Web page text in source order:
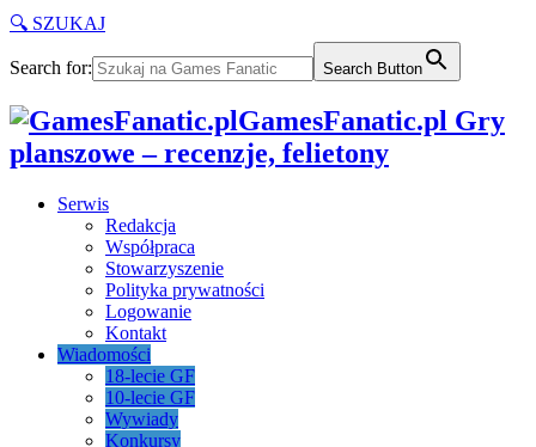
🔍 SZUKAJ
Search for: Search Button
GamesFanatic.pl Gry
planszowe – recenzje, felietony
Serwis
Redakcja
Współpraca
Stowarzyszenie
Polityka prywatności
Logowanie
Kontakt
Wiadomości
18-lecie GF
10-lecie GF
Wywiady
Konkursy